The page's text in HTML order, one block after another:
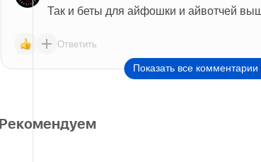
Так и беты для айфошки и айвотчей
Ответить
Показать все комментарии
Рекомендуем